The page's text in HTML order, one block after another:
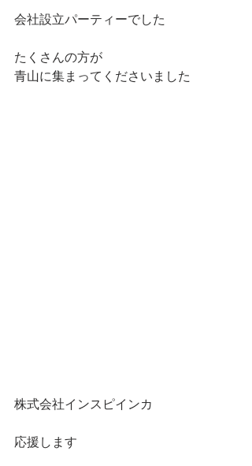
会社設立パーティーでした
たくさんの方が
青山に集まってくださいました
株式会社インスピインカ
応援します